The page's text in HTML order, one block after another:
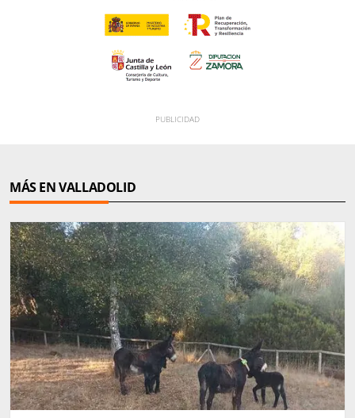
MÁS EN VALLADOLID